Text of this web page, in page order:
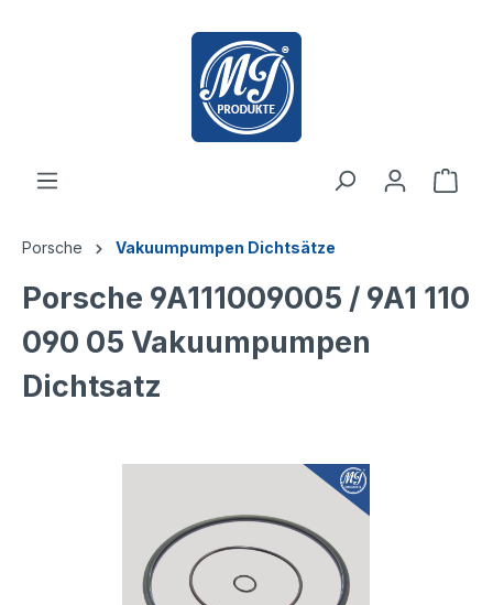
Porsche Vakuumpumpen Dichtsätze
Porsche 9A111009005 / 9A1 110
090 05 Vakuumpumpen
Dichtsatz